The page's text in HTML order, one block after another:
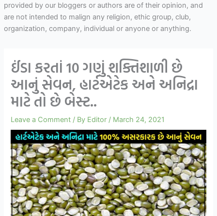
provided by our bloggers or authors are of their opinion, and
are not intended to malign any religion, ethic group, club,
organization, company, individual or anyone or anything.
ઈંડા કરતાં 10 ગણું શક્તિશાળી છે
આનું સેવન, હાર્ટએટેક અને અનિદ્રા
માટે તો છે બેસ્ટ..
Leave a Comment / By Editor / March 24, 2021